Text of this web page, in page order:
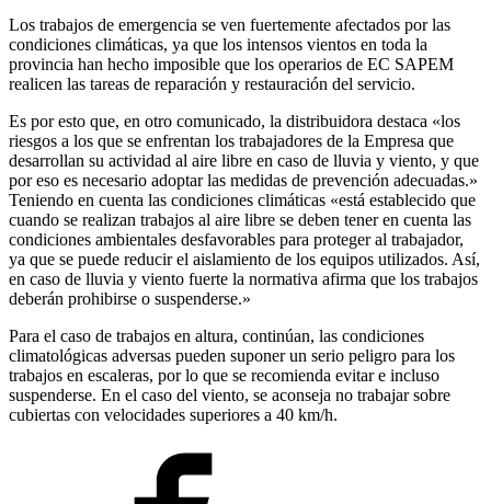
Los trabajos de emergencia se ven fuertemente afectados por las
condiciones climáticas, ya que los intensos vientos en toda la
provincia han hecho imposible que los operarios de EC SAPEM
realicen las tareas de reparación y restauración del servicio.
Es por esto que, en otro comunicado, la distribuidora destaca «los
riesgos a los que se enfrentan los trabajadores de la Empresa que
desarrollan su actividad al aire libre en caso de lluvia y viento, y que
por eso es necesario adoptar las medidas de prevención adecuadas.»
Teniendo en cuenta las condiciones climáticas «está establecido que
cuando se realizan trabajos al aire libre se deben tener en cuenta las
condiciones ambientales desfavorables para proteger al trabajador,
ya que se puede reducir el aislamiento de los equipos utilizados. Así,
en caso de lluvia y viento fuerte la normativa afirma que los trabajos
deberán prohibirse o suspenderse.»
Para el caso de trabajos en altura, continúan, las condiciones
climatológicas adversas pueden suponer un serio peligro para los
trabajos en escaleras, por lo que se recomienda evitar e incluso
suspenderse. En el caso del viento, se aconseja no trabajar sobre
cubiertas con velocidades superiores a 40 km/h.